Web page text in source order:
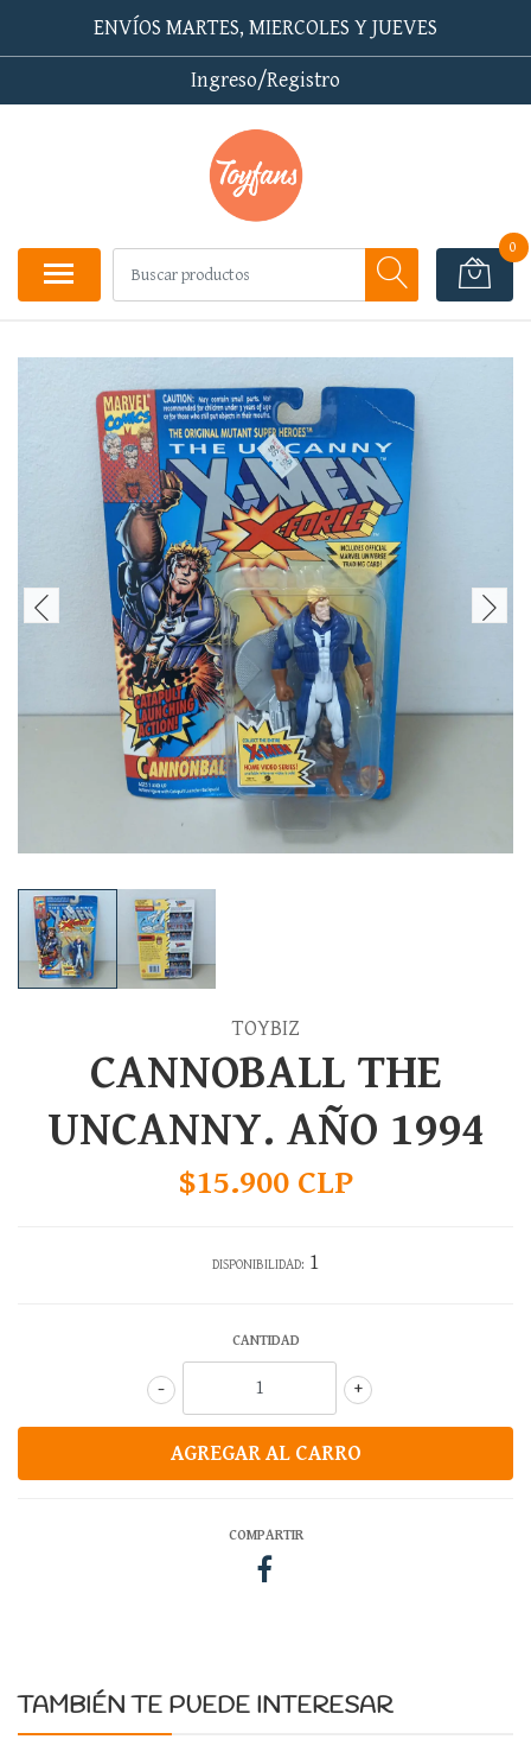
ENVÍOS MARTES, MIERCOLES Y JUEVES
Ingreso/Registro
0
TOYBIZ
CANNOBALL THE
UNCANNY. AÑO 1994
$15.900 CLP
DISPONIBILIDAD: 1
CANTIDAD
+
-
COMPARTIR
TAMBIÉN TE PUEDE INTERESAR